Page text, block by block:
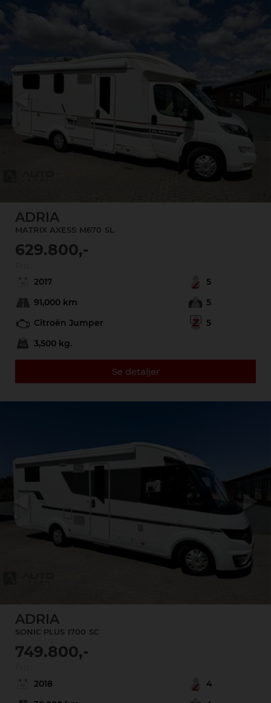
Next
ADRIA
MATRIX AXESS M670 SL
629.800,-
2017
5
91,000 km
5
Citroën Jumper
5
3,500 kg.
Se detaljer
Previous
ADRIA
SONIC PLUS I700 SC
749.800,-
2018
4